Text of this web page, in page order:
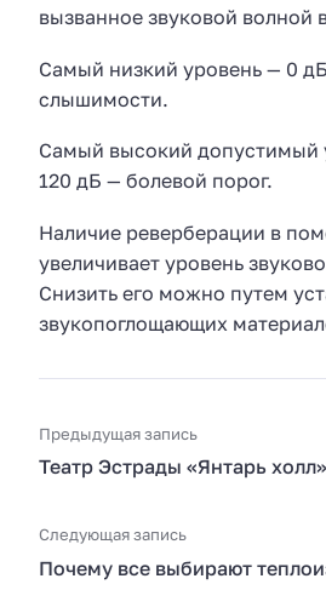
вызванное звуковой волной
Самый низкий уровень — 0
слышимости.
Самый высокий допустимый
120 дБ — болевой порог.
Наличие реверберации в
увеличивает уровень
Снизить его можно путем
звукопоглощающих
Предыдущая запись
Театр Эстрады «Янтарь холл»
Следующая запись
Почему все выбирают